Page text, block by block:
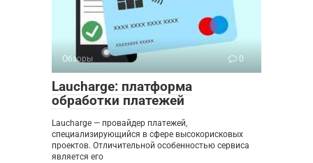
Обзоры 0
Laucharge: платформа
обработки платежей
Laucharge — провайдер платежей,
специализирующийся в сфере высокорисковых
проектов. Отличительной особенностью сервиса
является его